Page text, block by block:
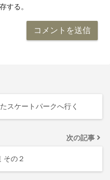
する。
スケートパークへ行く
次の記事
その２